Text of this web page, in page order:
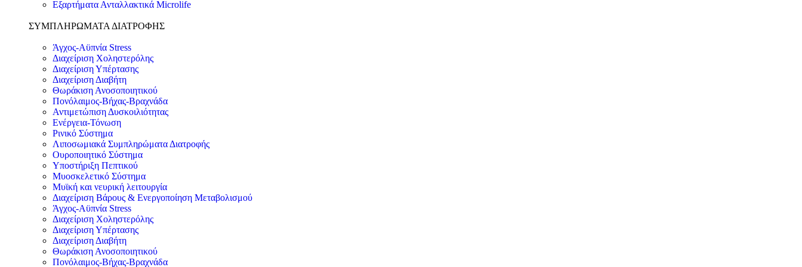
Εξαρτήματα Ανταλλακτικά Microlife
ΣΥΜΠΛΗΡΩΜΑΤΑ ΔΙΑΤΡΟΦΗΣ
Άγχος-Αϋπνία Stress
Διαχείριση Χοληστερόλης
Διαχείριση Υπέρτασης
Διαχείριση Διαβήτη
Θωράκιση Ανοσοποιητικού
Πονόλαιμος-Βήχας-Βραχνάδα
Αντιμετώπιση Δυσκοιλιότητας
Eνέργεια-Τόνωση
Ρινικό Σύστημα
Λιποσωμιακά Συμπληρώματα Διατροφής
Ουροποιητικό Σύστημα
Υποστήριξη Πεπτικού
Μυοσκελετικό Σύστημα
Μυϊκή και νευρική λειτουργία
Διαχείριση Βάρους & Ενεργοποίηση Μεταβολισμού
Άγχος-Αϋπνία Stress
Διαχείριση Χοληστερόλης
Διαχείριση Υπέρτασης
Διαχείριση Διαβήτη
Θωράκιση Ανοσοποιητικού
Πονόλαιμος-Βήχας-Βραχνάδα